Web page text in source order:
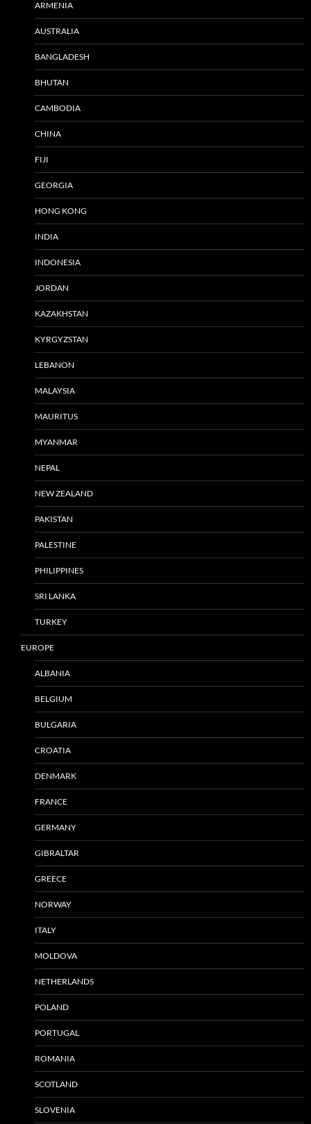
ARMENIA
AUSTRALIA
BANGLADESH
BHUTAN
CAMBODIA
CHINA
FIJI
GEORGIA
HONG KONG
INDIA
INDONESIA
JORDAN
KAZAKHSTAN
KYRGYZSTAN
LEBANON
MALAYSIA
MAURITUS
MYANMAR
NEPAL
NEW ZEALAND
PAKISTAN
PALESTINE
PHILIPPINES
SRI LANKA
TURKEY
EUROPE
ALBANIA
BELGIUM
BULGARIA
CROATIA
DENMARK
FRANCE
GERMANY
GIBRALTAR
GREECE
NORWAY
ITALY
MOLDOVA
NETHERLANDS
POLAND
PORTUGAL
ROMANIA
SCOTLAND
SLOVENIA